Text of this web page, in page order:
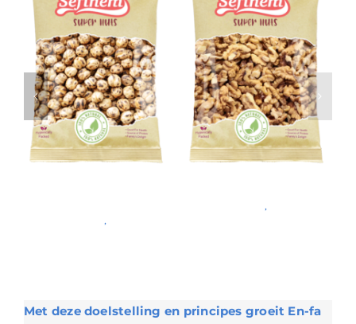
,
,
Met deze doelstelling en principes groeit En-fa